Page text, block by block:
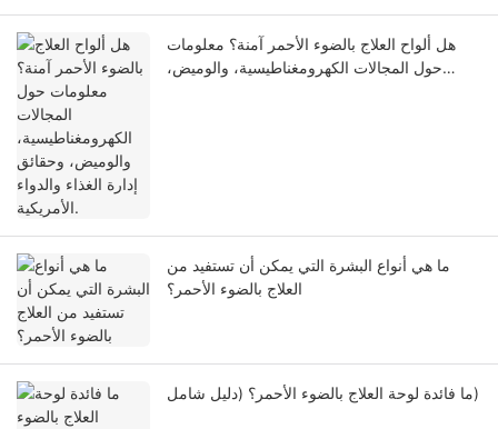
هل ألواح العلاج بالضوء الأحمر آمنة؟ معلومات
حول المجالات الكهرومغناطيسية، والوميض،
ما هي أنواع البشرة التي يمكن أن تستفيد من
العلاج بالضوء الأحمر؟
ما فائدة لوحة العلاج بالضوء الأحمر؟ (دليل شامل)